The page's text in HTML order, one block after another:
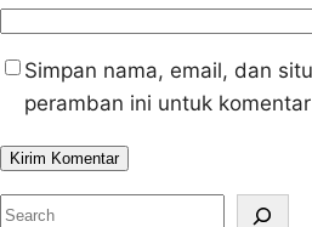
Simpan nama, email, dan
peramban ini untuk
S